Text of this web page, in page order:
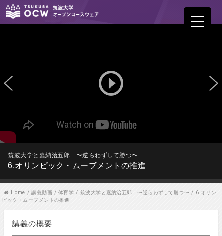
play_circle_outline
筑波大学と嘉納治五郎 〜逆らわずして勝つ〜
6.オリンピック・ムーブメントの推進
Home / 講義動画 / 体育学 / 筑波大学と嘉納治五郎 〜逆らわずして勝つ〜 / 6.オリン
ピック・ムーブメントの推進
講義の概要